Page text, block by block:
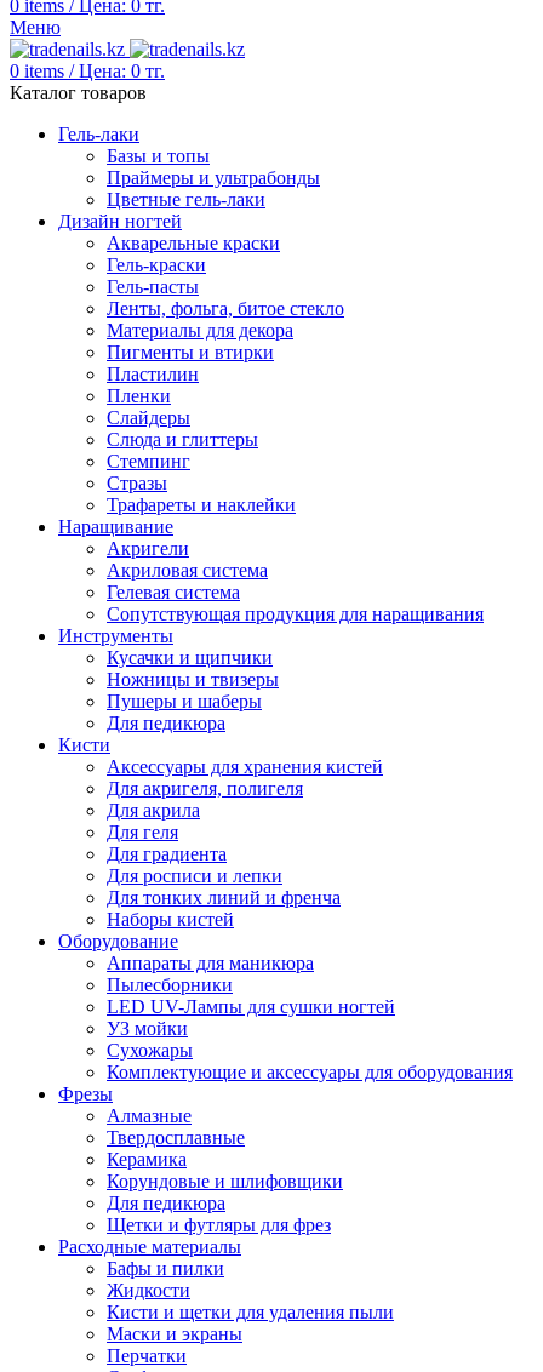
0 items / Цена: 0 тг.
Меню
0 items / Цена: 0 тг.
Каталог товаров
Гель-лаки
Базы и топы
Праймеры и ультрабонды
Цветные гель-лаки
Дизайн ногтей
Акварельные краски
Гель-краски
Гель-пасты
Ленты, фольга, битое стекло
Материалы для декора
Пигменты и втирки
Пластилин
Пленки
Слайдеры
Слюда и глиттеры
Стемпинг
Стразы
Трафареты и наклейки
Наращивание
Акригели
Акриловая система
Гелевая система
Сопутствующая продукция для наращивания
Инструменты
Кусачки и щипчики
Ножницы и твизеры
Пушеры и шаберы
Для педикюра
Кисти
Аксессуары для хранения кистей
Для акригеля, полигеля
Для акрила
Для геля
Для градиента
Для росписи и лепки
Для тонких линий и френча
Наборы кистей
Оборудование
Аппараты для маникюра
Пылесборники
LED UV-Лампы для сушки ногтей
УЗ мойки
Сухожары
Комплектующие и аксессуары для оборудования
Фрезы
Алмазные
Твердосплавные
Керамика
Корундовые и шлифовщики
Для педикюра
Щетки и футляры для фрез
Расходные материалы
Бафы и пилки
Жидкости
Кисти и щетки для удаления пыли
Маски и экраны
Перчатки